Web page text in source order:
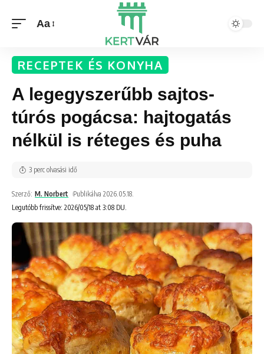
Aa
RECEPTEK ÉS KONYHA
A legegyszerűbb sajtos-
túrós pogácsa: hajtogatás
nélkül is réteges és puha
Legutóbb frissítve: 2026/05/18 at 3:08 DU.
Szerző: M. Norbert Publikálva 2026.05.18.
3 perc olvasási idő